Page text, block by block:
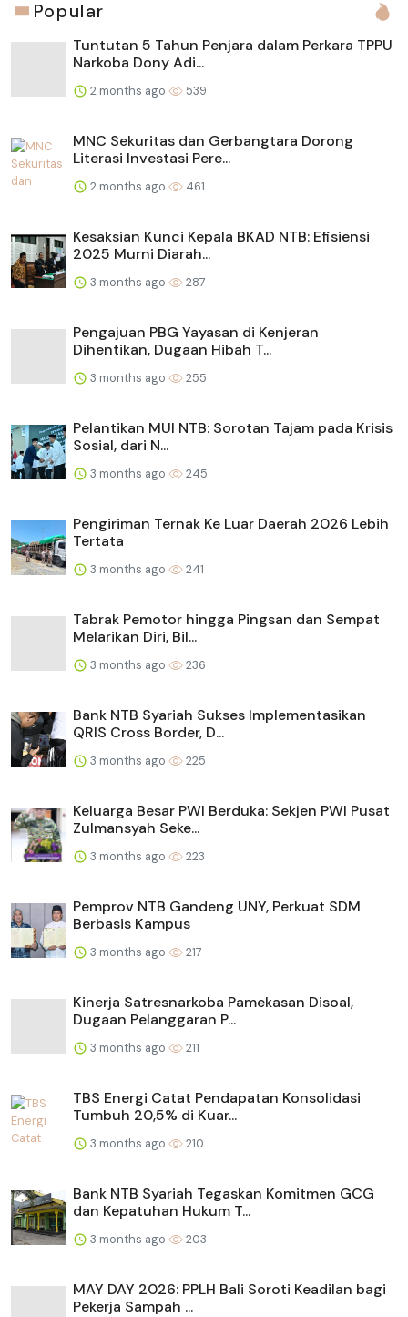
Popular
Tuntutan 5 Tahun Penjara dalam Perkara TPPU
Narkoba Dony Adi...
2 months ago 539
MNC Sekuritas dan Gerbangtara Dorong
Literasi Investasi Pere...
2 months ago 461
Kesaksian Kunci Kepala BKAD NTB: Efisiensi
2025 Murni Diarah...
3 months ago 287
Pengajuan PBG Yayasan di Kenjeran
Dihentikan, Dugaan Hibah T...
3 months ago 255
Pelantikan MUI NTB: Sorotan Tajam pada Krisis
Sosial, dari N...
3 months ago 245
Pengiriman Ternak Ke Luar Daerah 2026 Lebih
Tertata
3 months ago 241
Tabrak Pemotor hingga Pingsan dan Sempat
Melarikan Diri, Bil...
3 months ago 236
Bank NTB Syariah Sukses Implementasikan
QRIS Cross Border, D...
3 months ago 225
Keluarga Besar PWI Berduka: Sekjen PWI Pusat
Zulmansyah Seke...
3 months ago 223
Pemprov NTB Gandeng UNY, Perkuat SDM
Berbasis Kampus
3 months ago 217
Kinerja Satresnarkoba Pamekasan Disoal,
Dugaan Pelanggaran P...
3 months ago 211
TBS Energi Catat Pendapatan Konsolidasi
Tumbuh 20,5% di Kuar...
3 months ago 210
Bank NTB Syariah Tegaskan Komitmen GCG
dan Kepatuhan Hukum T...
3 months ago 203
MAY DAY 2026: PPLH Bali Soroti Keadilan bagi
Pekerja Sampah ...